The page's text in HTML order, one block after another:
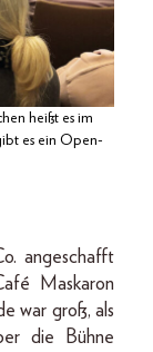
heißt es im
es ein Open-
angeschafft
Maskaron
war groß, als
die Bühne